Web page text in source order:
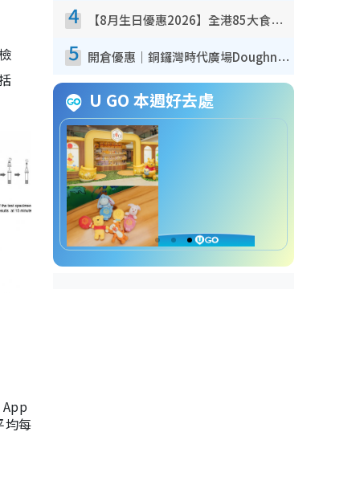
均每
4 【8月生日優惠2026】全港85大食買玩著數攻略 自助餐/火鍋放題同行免費＋誠品/DONKI送現金券
5 開倉優惠｜銅鑼灣時代廣場Doughnut/Campo Marzio開倉低至1折！背囊、書包、手袋劈價$200起
U GO 本週好去處